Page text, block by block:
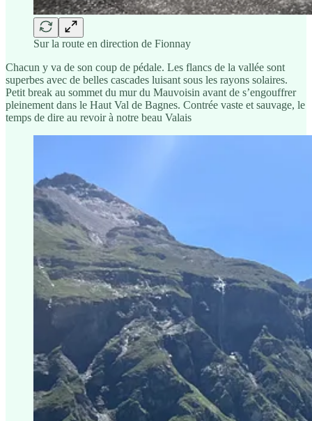
Sur la route en direction de Fionnay
Chacun y va de son coup de pédale. Les flancs de la vallée sont
superbes avec de belles cascades luisant sous les rayons solaires.
Petit break au sommet du mur du Mauvoisin avant de s’engouffrer
pleinement dans le Haut Val de Bagnes. Contrée vaste et sauvage, le
temps de dire au revoir à notre beau Valais